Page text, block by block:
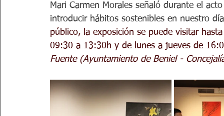
Mari Carmen Morales señaló durante el
introducir hábitos sostenibles en nuestro
público, la exposición se puede visitar
09:30 a 13:30h y de lunes a jueves de
Fuente (Ayuntamiento de Beniel -